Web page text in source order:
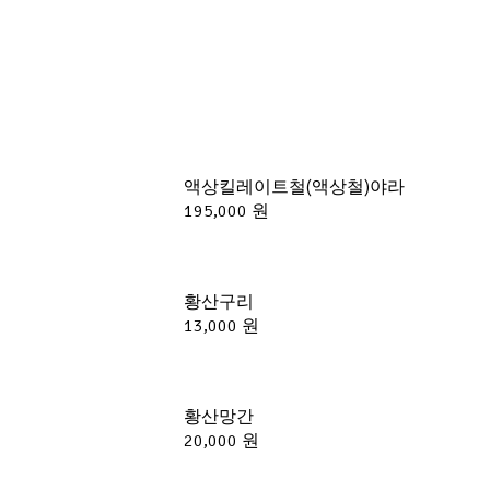
액상킬레이트철(액상철)야라
195,000 원
황산구리
13,000 원
황산망간
20,000 원